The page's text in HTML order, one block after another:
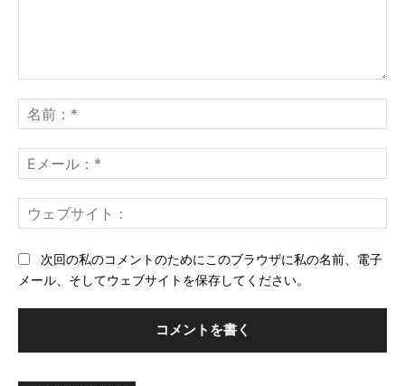
ン
ト：
前
*
メ
ー
*ェ
次回の私のコメントのためにこのブラウザに私の名前、電子
メール、そしてウェブサイトを保存してください。